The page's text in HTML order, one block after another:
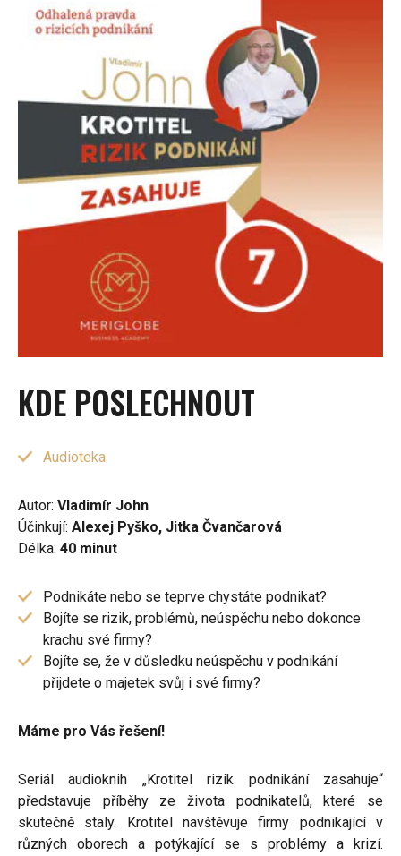
KDE POSLECHNOUT
Audioteka
Autor: Vladimír John
Účinkují: Alexej Pyško, Jitka Čvančarová
Délka: 40 minut
Podnikáte nebo se teprve chystáte podnikat?
Bojíte se rizik, problémů, neúspěchu nebo dokonce
krachu své firmy?
Bojíte se, že v důsledku neúspěchu v podnikání
přijdete o majetek svůj i své firmy?
Máme pro Vás řešení!
Seriál audioknih „Krotitel rizik podnikání zasahuje“
představuje příběhy ze života podnikatelů, které se
skutečně staly. Krotitel navštěvuje firmy podnikající v
různých oborech a potýkající se s problémy a krizí.